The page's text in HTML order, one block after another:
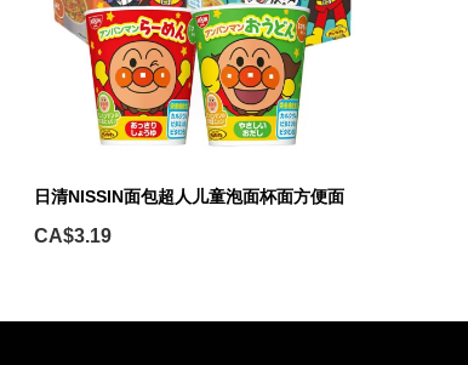
日清NISSIN面包超人儿童泡面杯面方便面
CA$3.19